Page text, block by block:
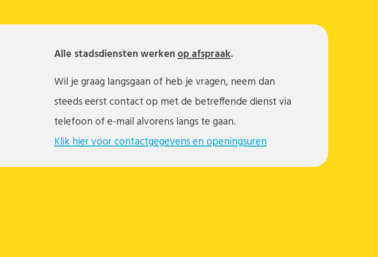
Alle stadsdiensten werkenop afspraak.
Wil je graag langsgaan of heb je vragen, neem dan
steeds eerst contact op met de betreffende dienst via
telefoon of e-mail alvorens langs te gaan.
Klik hier voor contactgegevens en openingsuren